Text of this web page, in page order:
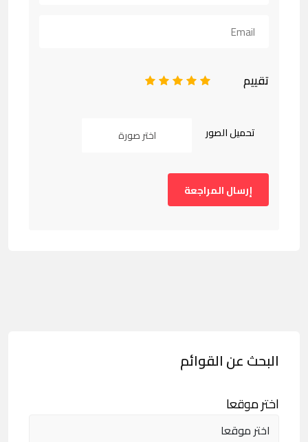
تقييم 5
4
3
2
تحميل الصور اختر صورة
البحث عن القوائم
اختر موقعا